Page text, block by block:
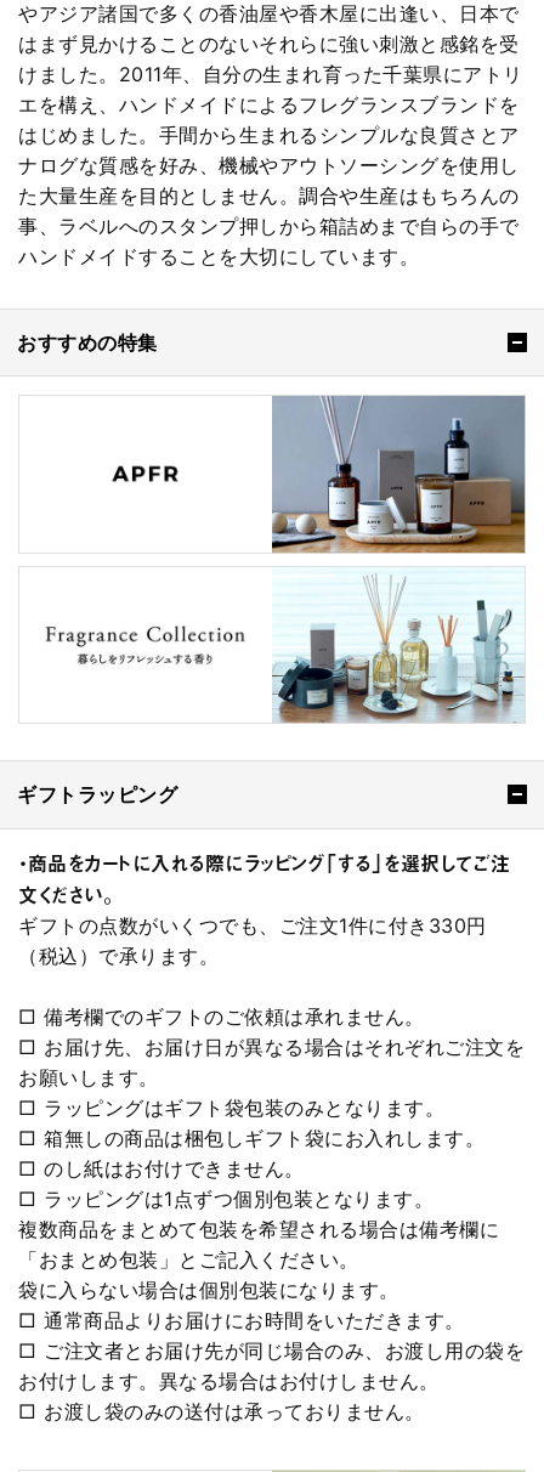
やアジア諸国で多くの香油屋や香木屋に出逢い、日本で
はまず見かけることのないそれらに強い刺激と感銘を受
けました。2011年、自分の生まれ育った千葉県にアトリ
エを構え、ハンドメイドによるフレグランスブランドを
はじめました。手間から生まれるシンプルな良質さとア
ナログな質感を好み、機械やアウトソーシングを使用し
た大量生産を目的としません。調合や生産はもちろんの
事、ラベルへのスタンプ押しから箱詰めまで自らの手で
ハンドメイドすることを大切にしています。
おすすめの特集
ギフトラッピング
・商品をカートに入れる際にラッピング「する」を選択してご注
文ください。
ギフトの点数がいくつでも、ご注文1件に付き330円
（税込）で承ります。
□ 備考欄でのギフトのご依頼は承れません。
□ お届け先、お届け日が異なる場合はそれぞれご注文を
お願いします。
□ ラッピングはギフト袋包装のみとなります。
□ 箱無しの商品は梱包しギフト袋にお入れします。
□ のし紙はお付けできません。
□ ラッピングは1点ずつ個別包装となります。
複数商品をまとめて包装を希望される場合は備考欄に
「おまとめ包装」とご記入ください。
袋に入らない場合は個別包装になります。
□ 通常商品よりお届けにお時間をいただきます。
□ ご注文者とお届け先が同じ場合のみ、お渡し用の袋を
お付けします。異なる場合はお付けしません。
□ お渡し袋のみの送付は承っておりません。